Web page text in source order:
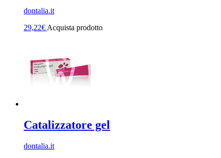
dontalia.it
29,22€ Acquista prodotto
Catalizzatore gel
dontalia.it